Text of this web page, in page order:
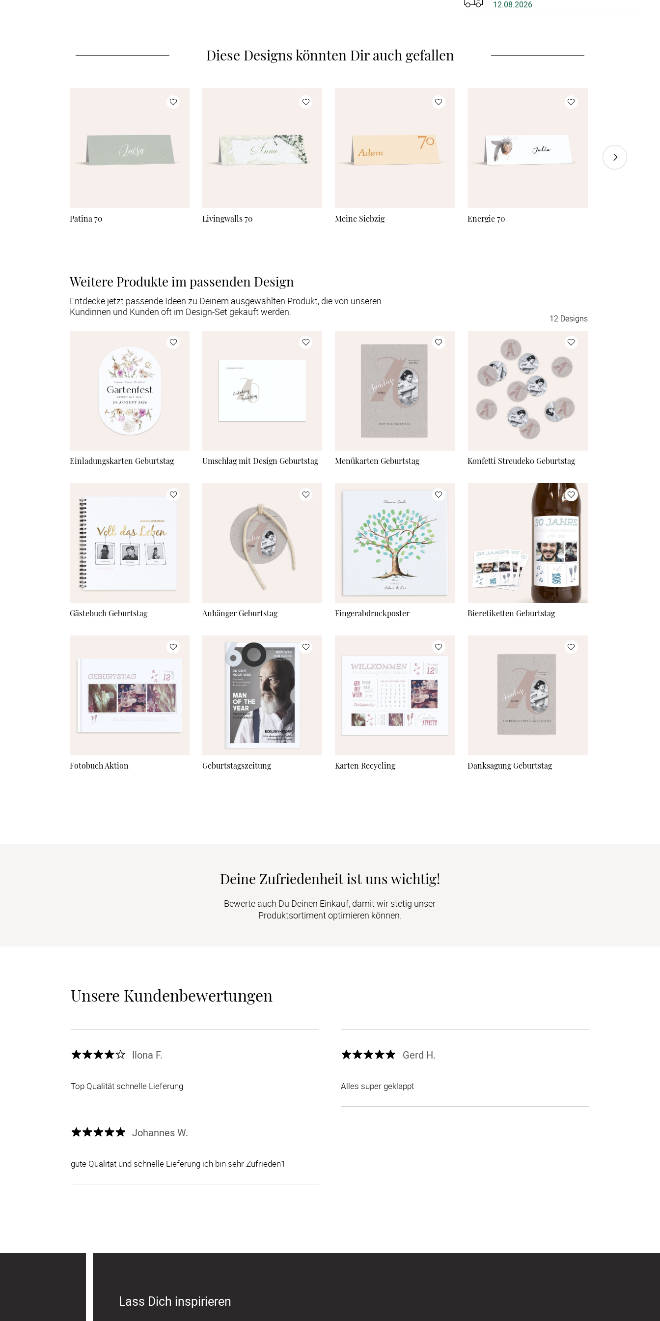
35 Stück à 0,97 €
70 Stück à 0,85 €
100 Stück
150 Stück
175 Stück
200 Stück
Mehr Karten
12.08.2026
Diese Designs könnten Dir auch gefallen
Patina 70 Livingwalls 70 Meine Siebzig Energie 70
Weitere Produkte im passenden Design
Entdecke jetzt passende Ideen zu Deinem ausgewählten Produkt, die von unseren
Kundinnen und Kunden oft im Design-Set gekauft werden.
12Designs
Einladungskarten Geburtstag Umschlag mit Design Geburtstag Menükarten Geburtstag Konfetti Streudeko Geburtstag
Gästebuch Geburtstag Anhänger Geburtstag Fingerabdruckposter Bieretiketten Geburtstag
Fotobuch Aktion Geburtstagszeitung Karten Recycling Danksagung Geburtstag
Deine Zufriedenheit ist uns wichtig!
Bewerte auch Du Deinen Einkauf, damit wir stetig unser
Produktsortiment optimieren können.
Unsere Kundenbewertungen
Ilona F.
Top Qualität schnelle Lieferung
Gerd H.
Alles super geklappt
Johannes W.
gute Qualität und schnelle Lieferung ich bin sehr Zufrieden1
Lass Dich inspirieren